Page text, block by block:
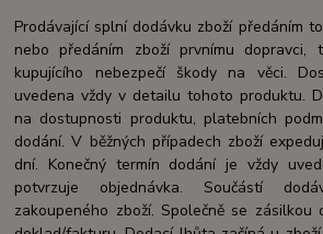
Prodávající splní dodávku zboží předáním
nebo předáním zboží prvnímu
kupujícího nebezpečí škody na věci.
uvedena vždy v detailu tohoto produktu.
na dostupnosti produktu, platebních
dodání. V běžných případech zboží
dní. Konečný termín dodání je vždy
potvrzuje objednávka. Součástí
zakoupeného zboží. Společně se zásilkou